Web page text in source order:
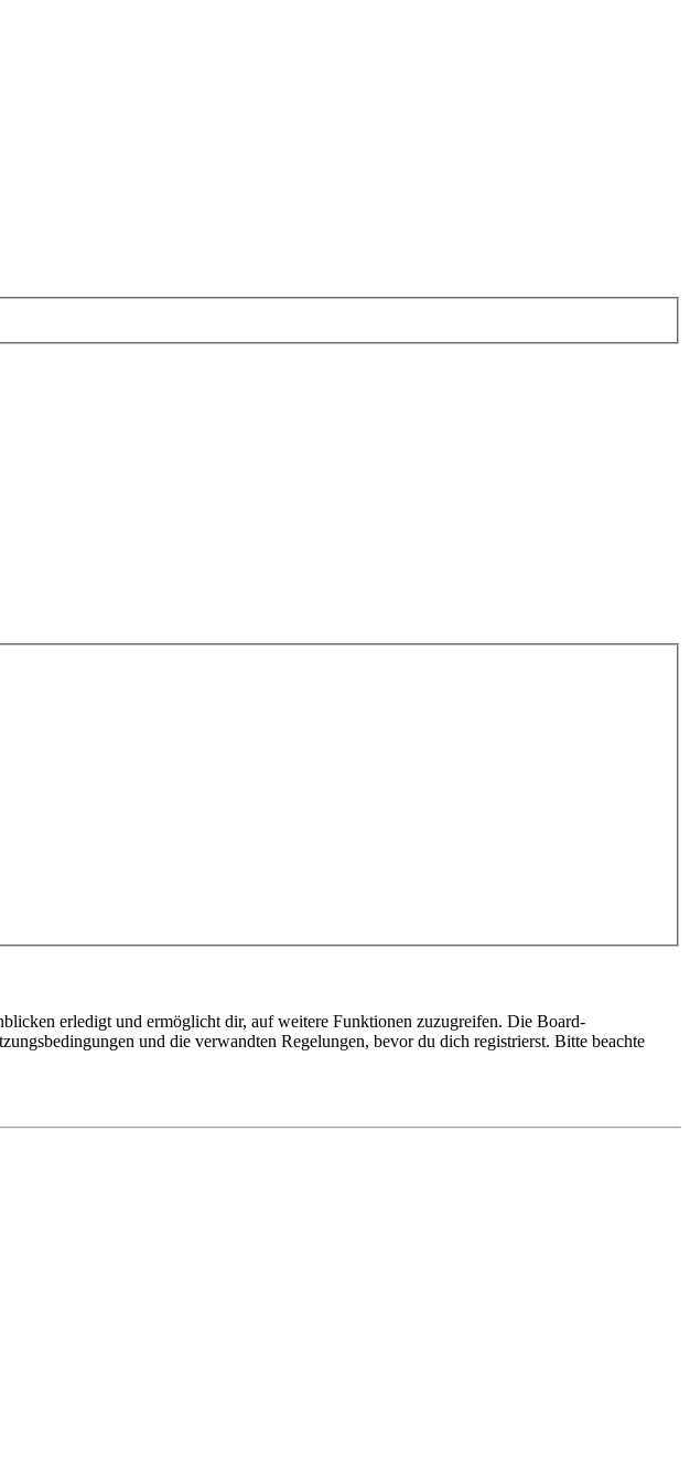
erledigt und ermöglicht dir, auf weitere Funktionen zuzugreifen. Die Board-
und die verwandten Regelungen, bevor du dich registrierst. Bitte beachte